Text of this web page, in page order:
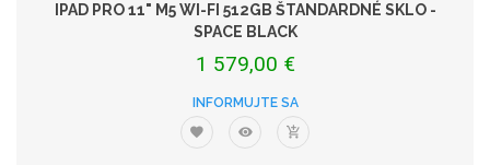
IPAD PRO 11" M5 WI-FI 512GB ŠTANDARDNÉ SKLO -
SPACE BLACK
1 579,00 €
INFORMUJTE SA